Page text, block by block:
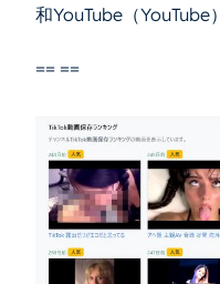
和YouTube（YouTube
== ==